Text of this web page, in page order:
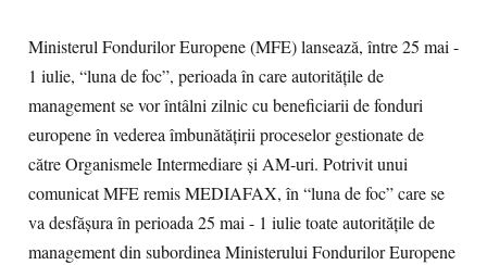
Ministerul Fondurilor Europene (MFE) lansează, între 25 mai -
1 iulie, “luna de foc”, perioada în care autorităţile de
management se vor întâlni zilnic cu beneficiarii de fonduri
europene în vederea îmbunătăţirii proceselor gestionate de
către Organismele Intermediare şi AM-uri. Potrivit unui
comunicat MFE remis MEDIAFAX, în “luna de foc” care se
va desfăşura în perioada 25 mai - 1 iulie toate autorităţile de
management din subordinea Ministerului Fondurilor Europene